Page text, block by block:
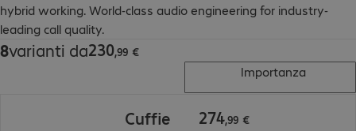
hybrid working. World-class audio engineering for industry-
leading call quality.
8varianti da230,99 €
230,99 €
Importanza
Cuffie
274,99 €